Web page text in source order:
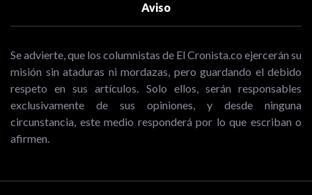
Aviso
Se advierte, que los columnistas de El Cronista.co ejercerán su
misión sin ataduras ni mordazas, pero guardando el debido
respeto en sus artículos. Solo ellos, serán responsables
exclusivamente de sus opiniones, y desde ninguna
circunstancia, este medio responderá por lo que escriban o
afirmen.